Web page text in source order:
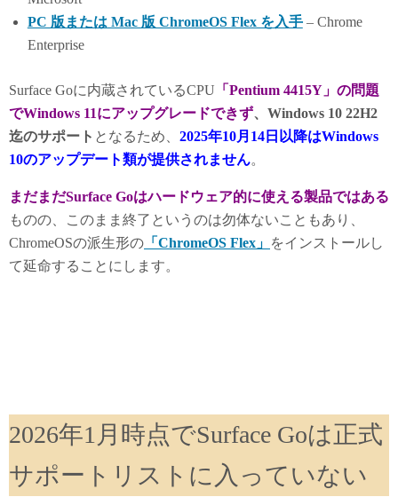
PC 版または Mac 版 ChromeOS Flex を入手– Chrome
Enterprise
Surface Goに内蔵されているCPU 「Pentium 4415Y」の問題
でWindows 11にアップグレードできず、Windows 10 22H2
迄のサポート となるため、 2025年10月14日以降はWindows
10のアップデート類が提供されません。
まだまだSurface Goはハードウェア的に使える製品ではある
ものの、このまま終了というのは勿体ないこともあり、
ChromeOSの派生形の 「ChromeOS Flex」 をインストールし
て延命することにします。
2026年1月時点でSurface Goは正式
サポートリストに入っていない